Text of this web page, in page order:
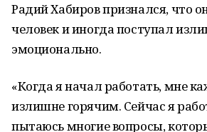
Радий Хабиров признался, что
человек и иногда поступал
эмоционально.
«Когда я начал работать, мне
излишне горячим. Сейчас я
пытаюсь многие вопросы,